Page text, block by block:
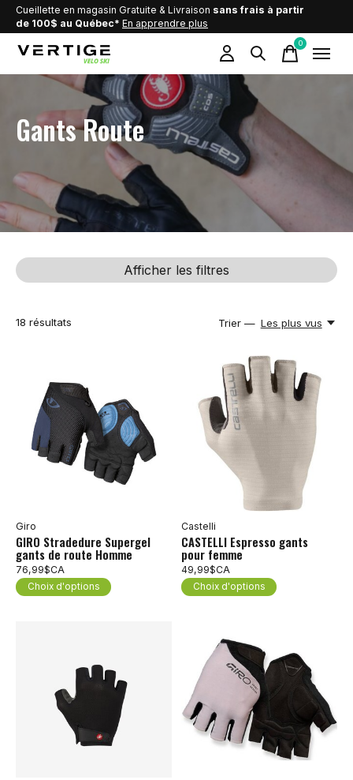
Cueillette en magasin Gratuite & Livraison sans frais à partir
de 100$ au Québec* En apprendre plus
0items
Gants Route
Afficher les filtres
18 résultats Trier — Les plus vus
Giro
GIRO Stradedure Supergel
gants de route Homme
76,99$CA
Choix d'options
Castelli
CASTELLI Espresso gants
pour femme
49,99$CA
Choix d'options